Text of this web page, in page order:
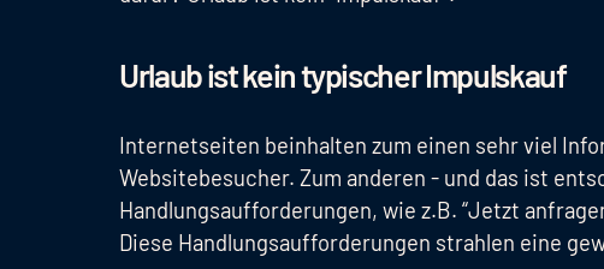
Urlaub ist kein typischer Impulskauf
Internetseiten beinhalten zum einen sehr viel
Websitebesucher. Zum anderen - und das ist
Handlungsaufforderungen, wie z.B. “Jetzt
Diese Handlungsaufforderungen strahlen eine